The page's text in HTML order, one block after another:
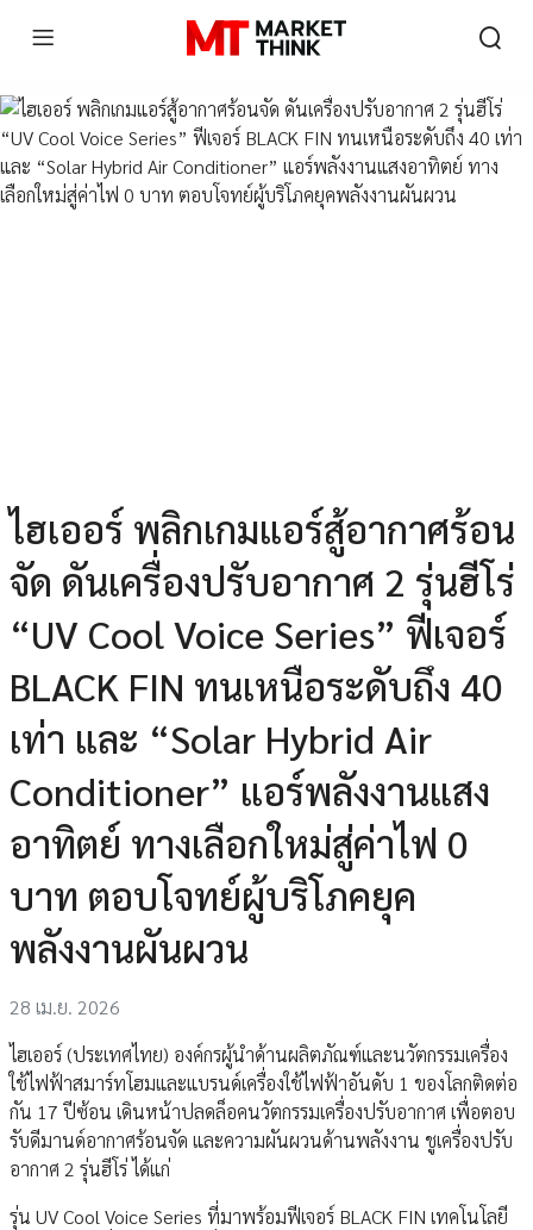
ไฮเออร์ พลิกเกมแอร์สู้อากาศร้อน
จัด ดันเครื่องปรับอากาศ 2 รุ่นฮีโร่
“UV Cool Voice Series” ฟีเจอร์
BLACK FIN ทนเหนือระดับถึง 40
เท่า และ “Solar Hybrid Air
Conditioner” แอร์พลังงานแสง
อาทิตย์ ทางเลือกใหม่สู่ค่าไฟ 0
บาท ตอบโจทย์ผู้บริโภคยุค
พลังงานผันผวน
28 เม.ย. 2026
ไฮเออร์ (ประเทศไทย) องค์กรผู้นำด้านผลิตภัณฑ์และนวัตกรรมเครื่อง
ใช้ไฟฟ้าสมาร์ทโฮมและแบรนด์เครื่องใช้ไฟฟ้าอันดับ 1 ของโลกติดต่อ
กัน 17 ปีซ้อน เดินหน้าปลดล็อคนวัตกรรมเครื่องปรับอากาศ เพื่อตอบ
รับดีมานด์อากาศร้อนจัด และความผันผวนด้านพลังงาน ชูเครื่องปรับ
อากาศ 2 รุ่นฮีโร่ ได้แก่
รุ่น UV Cool Voice Series ที่มาพร้อมฟีเจอร์ BLACK FIN เทคโนโลยี